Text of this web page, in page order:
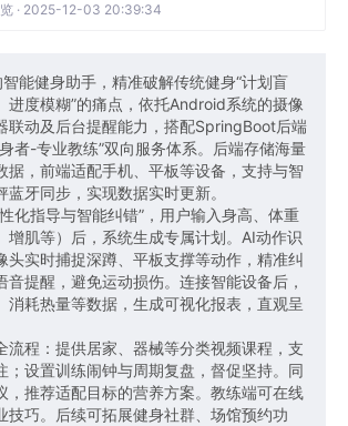
· 2025-12-03 20:39:34
能健身助手，精准破解传统健身“计划盲
进度模糊”的痛点，依托Android系统的摄像
联动及后台提醒能力，搭配SpringBoot后端
者-专业教练”双向服务体系。后端存储海量
据，前端适配手机、平板等设备，支持与智
蓝牙同步，实现数据实时更新。
化指导与智能纠错”，用户输入身高、体重
增肌等）后，系统生成专属计划。AI动作识
头实时捕捉深蹲、平板支撑等动作，精准纠
音提醒，避免运动损伤。连接智能设备后，
消耗热量等数据，生成可视化报表，直观呈
流程：提供居家、器械等分类视频课程，支
；设置训练闹钟与周期复盘，督促坚持。同
，推荐适配目标的营养方案。教练端可在线
技巧。后续可拓展健身社群、场馆预约功